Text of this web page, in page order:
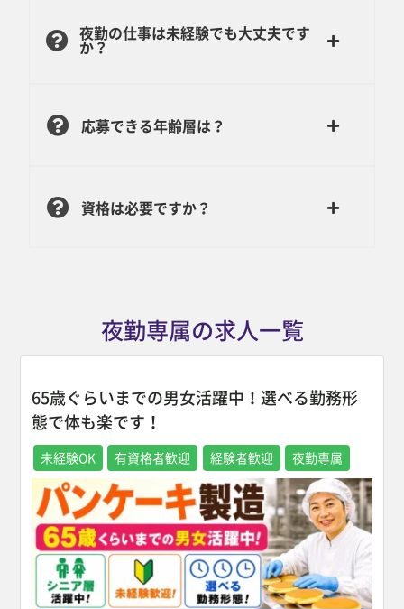
夜勤の仕事は未経験でも大丈夫です
か？
応募できる年齢層は？
資格は必要ですか？
夜勤専属の求人一覧
65歳ぐらいまでの男女活躍中！選べる勤務形
態で体も楽です！
未経験OK 有資格者歓迎 経験者歓迎 夜勤専属